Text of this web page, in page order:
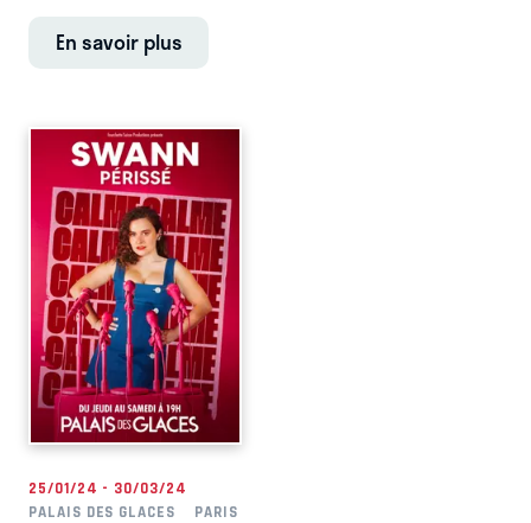
En savoir plus
25/01/24 - 30/03/24
PALAIS DES GLACES
PARIS